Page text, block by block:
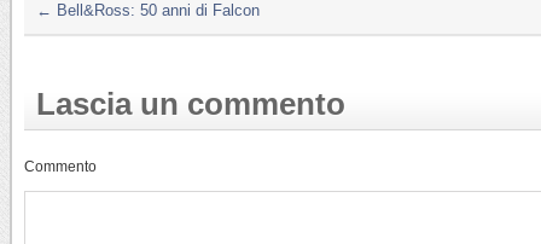
← Bell&Ross: 50 anni di Falcon
Lascia un commento
Commento